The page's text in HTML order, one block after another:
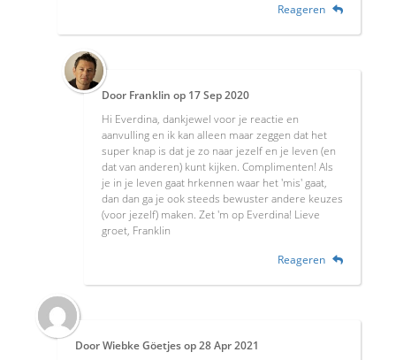
Reageren
Door Franklin op 17 Sep 2020
Hi Everdina, dankjewel voor je reactie en
aanvulling en ik kan alleen maar zeggen dat het
super knap is dat je zo naar jezelf en je leven (en
dat van anderen) kunt kijken. Complimenten! Als
je in je leven gaat hrkennen waar het 'mis' gaat,
dan dan ga je ook steeds bewuster andere keuzes
(voor jezelf) maken. Zet 'm op Everdina! Lieve
groet, Franklin
Reageren
DoorWiebke Göetjesop28 Apr 2021